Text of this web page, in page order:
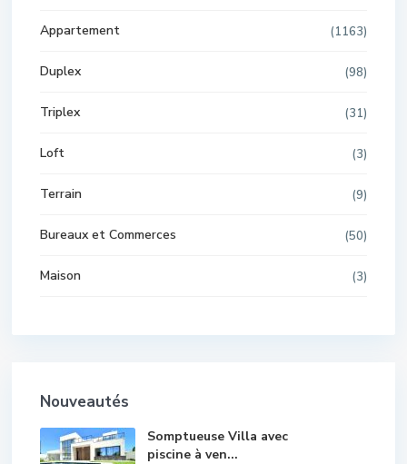
Appartement (1163)
Duplex (98)
Triplex (31)
Loft (3)
Terrain (9)
Bureaux et Commerces (50)
Maison (3)
Nouveautés
Somptueuse Villa avec
piscine à ven...